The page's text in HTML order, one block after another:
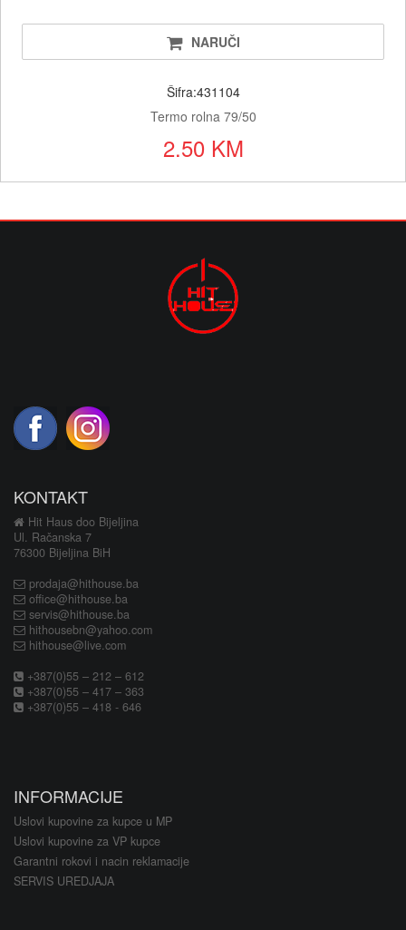
NARUČI
Šifra:431104
Termo rolna 79/50
2.50 KM
KONTAKT
Hit Haus doo Bijeljina
Ul. Račanska 7
76300 Bijeljina BiH
prodaja@hithouse.ba
office@hithouse.ba
servis@hithouse.ba
hithousebn@yahoo.com
hithouse@live.com
+387(0)55 – 212 – 612
+387(0)55 – 417 – 363
+387(0)55 – 418 - 646
INFORMACIJE
Uslovi kupovine za kupce u MP
Uslovi kupovine za VP kupce
Garantni rokovi i nacin reklamacije
SERVIS UREDJAJA